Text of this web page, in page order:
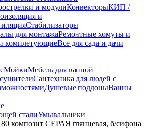
и модулиКонвекторыКИП /
и
Стабилизаторы
для монтажаРемонтные хомуты и
комплетующиеВсе для сада и дачи
МойкиМебель для ванной
Сантехника для людей с
Душевые поддоныВанны
сталиУмывальники
композит СЕРАЯ глянцевая, б/сифона